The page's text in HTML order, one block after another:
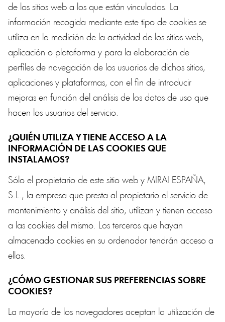
de los sitios web a los que están vinculadas. La
información recogida mediante este tipo de cookies se
utiliza en la medición de la actividad de los sitios web,
aplicación o plataforma y para la elaboración de
perfiles de navegación de los usuarios de dichos sitios,
aplicaciones y plataformas, con el fin de introducir
mejoras en función del análisis de los datos de uso que
hacen los usuarios del servicio.
¿QUIÉN UTILIZA Y TIENE ACCESO A LA
INFORMACIÓN DE LAS COOKIES QUE
INSTALAMOS?
Sólo el propietario de este sitio web y MIRAI ESPAÑA,
S.L., la empresa que presta al propietario el servicio de
mantenimiento y análisis del sitio, utilizan y tienen acceso
a las cookies del mismo. Los terceros que hayan
almacenado cookies en su ordenador tendrán acceso a
ellas.
¿CÓMO GESTIONAR SUS PREFERENCIAS SOBRE
COOKIES?
La mayoría de los navegadores aceptan la utilización de